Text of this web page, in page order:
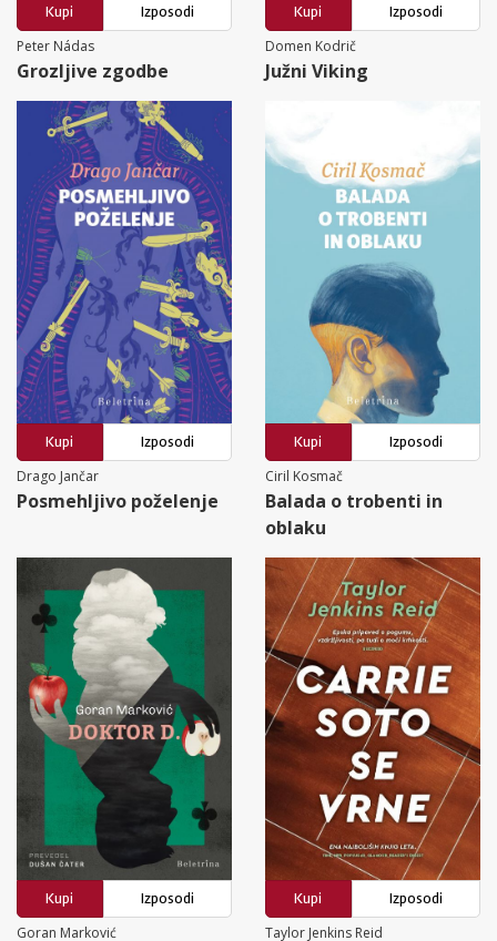
Kupi
Izposodi
Peter Nádas
Grozljive zgodbe
Kupi
Izposodi
Domen Kodrič
Južni Viking
Kupi
Izposodi
Drago Jančar
Posmehljivo poželenje
Kupi
Izposodi
Ciril Kosmač
Balada o trobenti in
oblaku
Kupi
Izposodi
Goran Marković
Kupi
Izposodi
Taylor Jenkins Reid